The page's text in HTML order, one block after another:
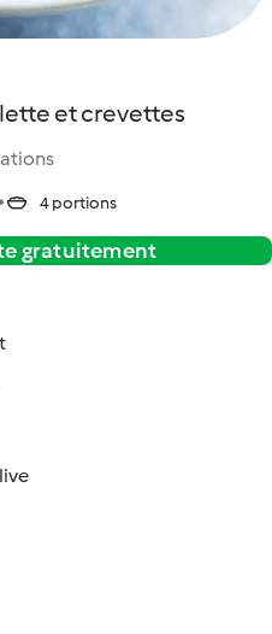
et crevettes
4 portions
gratuitement